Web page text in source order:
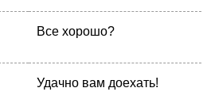
Все хорошо?
Удачно вам доехать!